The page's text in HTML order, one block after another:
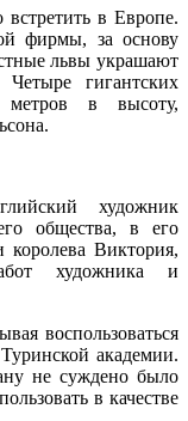
в Европе.
фирмы, за основу
львы украшают
гигантских
в высоту,
художник
общества, в его
королева Виктория,
художника и
воспользоваться
академии.
не суждено было
в качестве